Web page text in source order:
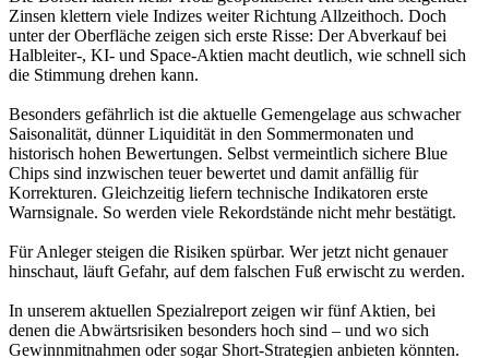
Zinsen klettern viele Indizes weiter Richtung Allzeithoch. Doch
unter der Oberfläche zeigen sich erste Risse: Der Abverkauf bei
Halbleiter-, KI- und Space-Aktien macht deutlich, wie schnell sich
die Stimmung drehen kann.
Besonders gefährlich ist die aktuelle Gemengelage aus schwacher
Saisonalität, dünner Liquidität in den Sommermonaten und
historisch hohen Bewertungen. Selbst vermeintlich sichere Blue
Chips sind inzwischen teuer bewertet und damit anfällig für
Korrekturen. Gleichzeitig liefern technische Indikatoren erste
Warnsignale. So werden viele Rekordstände nicht mehr bestätigt.
Für Anleger steigen die Risiken spürbar. Wer jetzt nicht genauer
hinschaut, läuft Gefahr, auf dem falschen Fuß erwischt zu werden.
In unserem aktuellen Spezialreport zeigen wir fünf Aktien, bei
denen die Abwärtsrisiken besonders hoch sind – und wo sich
Gewinnmitnahmen oder sogar Short-Strategien anbieten könnten.